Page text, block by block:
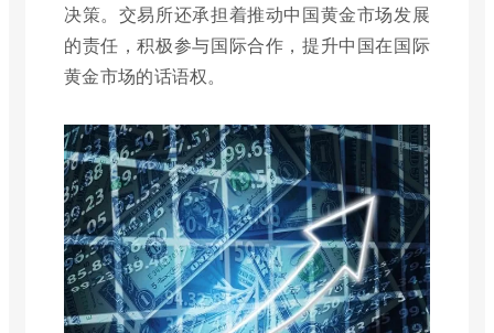
决策。交易所还承担着推动中国黄金市场发展
的责任，积极参与国际合作，提升中国在国际
黄金市场的话语权。